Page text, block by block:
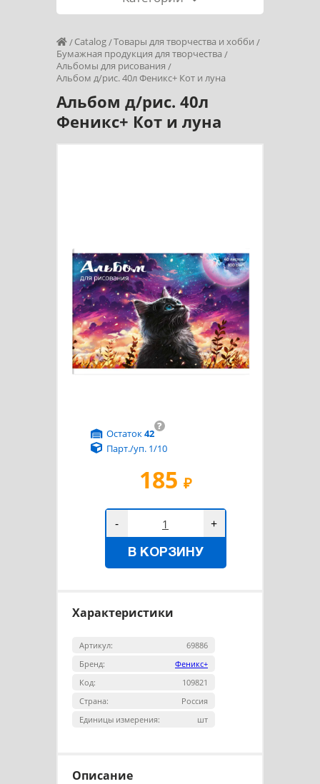
Catalog Товары для творчества и хобби
Бумажная продукция для творчества
Альбомы для рисования
Альбом д/рис. 40л Феникс+ Кот и луна
Альбом д/рис. 40л
Феникс+ Кот и луна
185 ₽
?
Остаток42
Парт./уп. 1/10
- +
В КОРЗИНУ
Характеристики
Артикул:
69886
Бренд:
Феникс+
Код:
109821
Страна:
Россия
Единицы измерения:
шт
Описание